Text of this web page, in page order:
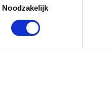
Noodzakelijk